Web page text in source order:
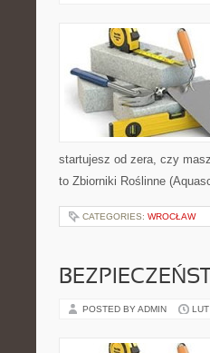
startujesz od zera, czy
to Zbiorniki Roślinne
CATEGORIES: WROCŁAW
POSTED BY ADMIN